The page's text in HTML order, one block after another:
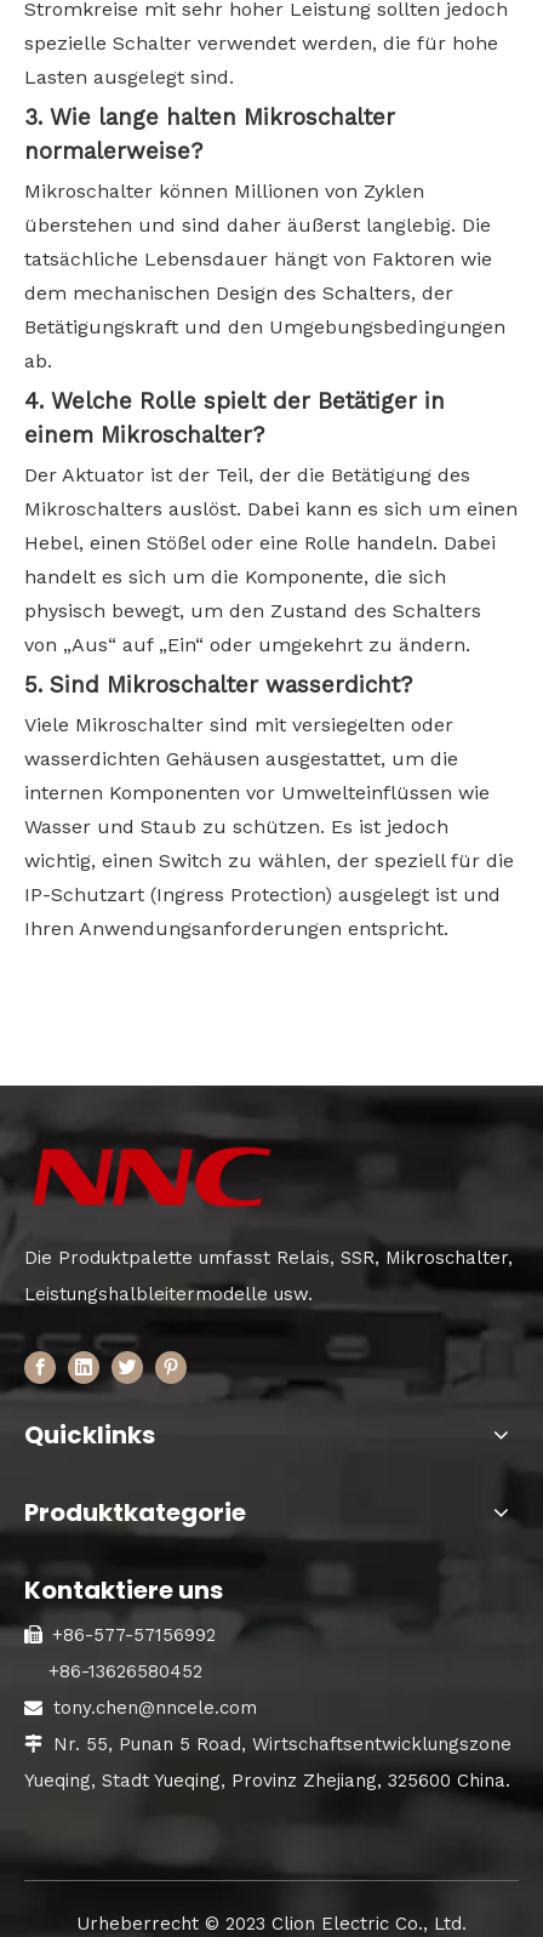
Stromkreise mit sehr hoher Leistung sollten jedoch
spezielle Schalter verwendet werden, die für hohe
Lasten ausgelegt sind.
3. Wie lange halten Mikroschalter
normalerweise?
Mikroschalter können Millionen von Zyklen
überstehen und sind daher äußerst langlebig. Die
tatsächliche Lebensdauer hängt von Faktoren wie
dem mechanischen Design des Schalters, der
Betätigungskraft und den Umgebungsbedingungen
ab.
4. Welche Rolle spielt der Betätiger in
einem Mikroschalter?
Der Aktuator ist der Teil, der die Betätigung des
Mikroschalters auslöst. Dabei kann es sich um einen
Hebel, einen Stößel oder eine Rolle handeln. Dabei
handelt es sich um die Komponente, die sich
physisch bewegt, um den Zustand des Schalters
von „Aus“ auf „Ein“ oder umgekehrt zu ändern.
5. Sind Mikroschalter wasserdicht?
Viele Mikroschalter sind mit versiegelten oder
wasserdichten Gehäusen ausgestattet, um die
internen Komponenten vor Umwelteinflüssen wie
Wasser und Staub zu schützen. Es ist jedoch
wichtig, einen Switch zu wählen, der speziell für die
IP-Schutzart (Ingress Protection) ausgelegt ist und
Ihren Anwendungsanforderungen entspricht.
Die Produktpalette umfasst Relais, SSR, Mikroschalter,
Leistungshalbleitermodelle usw.
Quicklinks
Produktkategorie
Kontaktiere uns
 +86-577-57156992
+86-13626580452
 tony.chen@nncele.com

Nr. 55, Punan 5 Road, Wirtschaftsentwicklungszone
Yueqing, Stadt Yueqing, Provinz Zhejiang, 325600 China.
Urheberrecht ©️ 2023 Clion Electric Co., Ltd.